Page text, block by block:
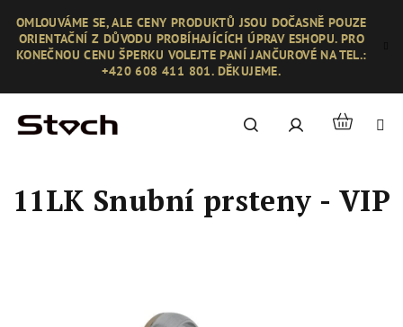
obsah
OMLOUVÁME SE, ALE CENY PRODUKTŮ JSOU DOČASNĚ POUZE
ORIENTAČNÍ Z DŮVODU PROBÍHAJÍCÍCH ÚPRAV ESHOPU. PRO
KONEČNOU CENU ŠPERKU VOLEJTE PANÍ JANČUROVÉ NA TEL.:
+420 608 411 801. DĚKUJEME.
Hledat PřihlášeníNákupní
11LK Snubní prsteny - VIP